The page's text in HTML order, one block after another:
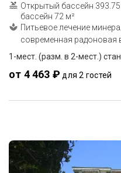
Открытый бассейн
бассейн 72 м²
Питьевое лечение
современная радоновая
1-мест. (разм. в 2-мест.)
от 4 463 ₽ для 2 гостей